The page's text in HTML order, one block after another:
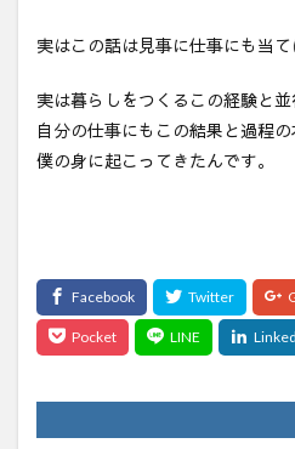
実はこの話は見事に仕事にも当て
実は暮らしをつくるこの経験と
自分の仕事にもこの結果と過程
僕の身に起こってきたんです。